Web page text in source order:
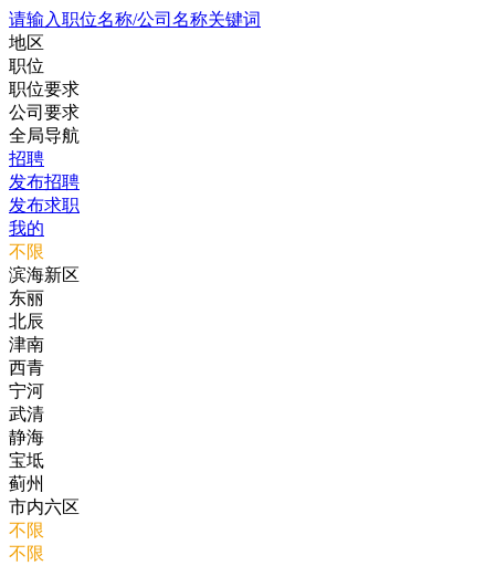
请输入职位名称/公司名称关键词
地区
职位
职位要求
公司要求
全局导航
招聘
发布招聘
发布求职
我的
不限
滨海新区
东丽
北辰
津南
西青
宁河
武清
静海
宝坻
蓟州
市内六区
不限
不限